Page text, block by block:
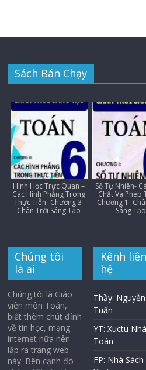
Sách Bán Chạy
Hình Học Trực Quan –
Các Hình Phẳng Trong
Thực Tiễn- Chương 3-
Chân Trời Sáng Tạo
Số Tự Nhiên-
Chất Và Phép
Chương 1-
Sáng Tạo
Chúng tôi
là ai
Chúng tôi là Giáo
viên môn Toán,
biết thêm chút đỉnh
về tin học, mạng
internet nữa nên
lập ra trang web
này. Bên cạnh đó
Kênh liên
hệ
Thầy:
Tuấn
YT: Xuctu
Toán
FP: Nhà